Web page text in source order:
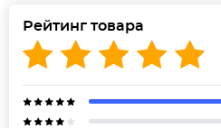
Рейтинг товара